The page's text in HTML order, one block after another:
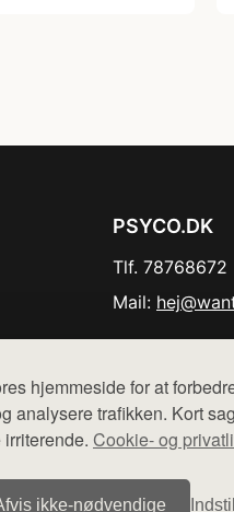
hjemmeside for at
analysere trafikken. Kort
Cookie- og
ikke‑nødvendige
PSYCO.DK
Tlf. 78768672
Mail:
ikke varer fra denne side